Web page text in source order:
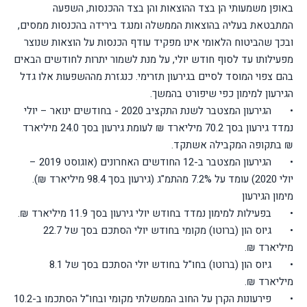
באופן משמעותי הן בצד ההוצאות והן בצד ההכנסות, השפעה
המתבטאת בעליה בהוצאות הממשלה ומנגד בירידה בהכנסות ממסים,
ובכך שהביטוח הלאומי אינו מפקיד עודף הכנסות על הוצאות שנוצר
מפעילותו עד לסוף חודש יולי, על מנת לשמור יתרות לחודשים הבאים
בהם צפוי המוסד לסיים בגירעון תזרימי. כנגזרת מההשפעות אלו גדל
הגירעון למימון כפי שיפורט בהמשך.
•
הגירעון המצטבר לשנת התקציב 2020 - בחודשים ינואר – יולי
נמדד גירעון בסך 70.2 מיליארד ₪ לעומת גירעון בסך 24.0 מיליארד
₪ בתקופה המקבילה אשתקד.
•
הגירעון המצטבר ב-12 החודשים האחרונים (אוגוסט 2019 –
יולי 2020) עומד על 7.2% מהתמ"ג (גירעון בסך 98.4 מיליארד ₪).
מימון הגירעון
•
בפעילות למימון נמדד בחודש יולי גירעון בסך 11.9 מיליארד ₪.
•
גיוס הון (ברוטו) מקומי בחודש יולי הסתכם בסך של 22.7
מיליארד ₪.
•
גיוס הון (ברוטו) בחו"ל בחודש יולי הסתכם בסך של 8.1
מיליארד ₪.
•
פירעונות הקרן על החוב הממשלתי מקומי ובחו"ל הסתכמו ב-10.2